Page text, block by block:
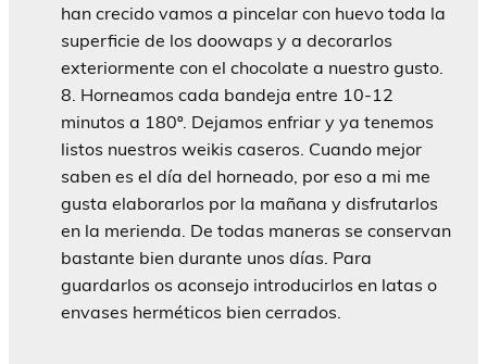
han crecido vamos a pincelar con huevo toda la
superficie de los doowaps y a decorarlos
exteriormente con el chocolate a nuestro gusto.
Horneamos cada bandeja entre 10-12
minutos a 180º. Dejamos enfriar y ya tenemos
listos nuestros weikis caseros. Cuando mejor
saben es el día del horneado, por eso a mi me
gusta elaborarlos por la mañana y disfrutarlos
en la merienda. De todas maneras se conservan
bastante bien durante unos días. Para
guardarlos os aconsejo introducirlos en latas o
envases herméticos bien cerrados.